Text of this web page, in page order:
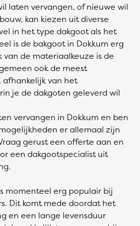
laten vervangen, of nieuwe wil
kan kiezen uit diverse
in het type dakgoot als het
is de bakgoot in Dokkum erg
van de materiaalkeuze is de
ook de meest
van het
je de dakgoten geleverd wil
vervangen in Dokkum en ben
er allemaal zijn
gerust een offerte aan en
een dakgootspecialist uit
momenteel erg populair bij
Dit komt mede doordat het
en een lange levensduur